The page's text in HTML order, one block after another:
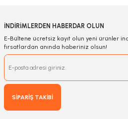
İNDİRİMLERDEN HABERDAR OLUN
E-Bültene ücretsiz kayıt olun yeni ürünler
fırsatlardan anında haberiniz olsun!
SİPARİŞ TAKİBİ